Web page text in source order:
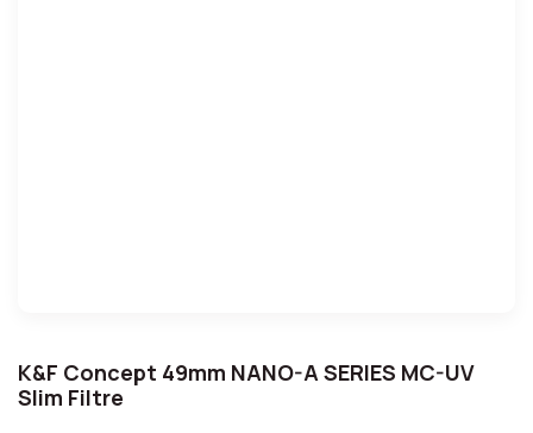
K&F Concept 49mm NANO-A SERIES MC-UV
Slim Filtre